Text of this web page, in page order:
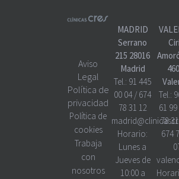
Aviso
Legal
Política de
privacidad
Política de
cookies
Trabaja
con
nosotros
MADRID
Serrano
215 28016
Madrid
Tel.: 91 445
00 04/ 674
78 31 12
Horario:
Lunes a
Jueves de
10:00 a
Tel.:
61 99
78
674